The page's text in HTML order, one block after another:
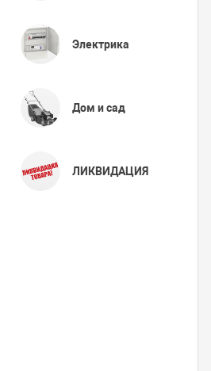
Электрика
Дом и сад
ЛИКВИДАЦИЯ